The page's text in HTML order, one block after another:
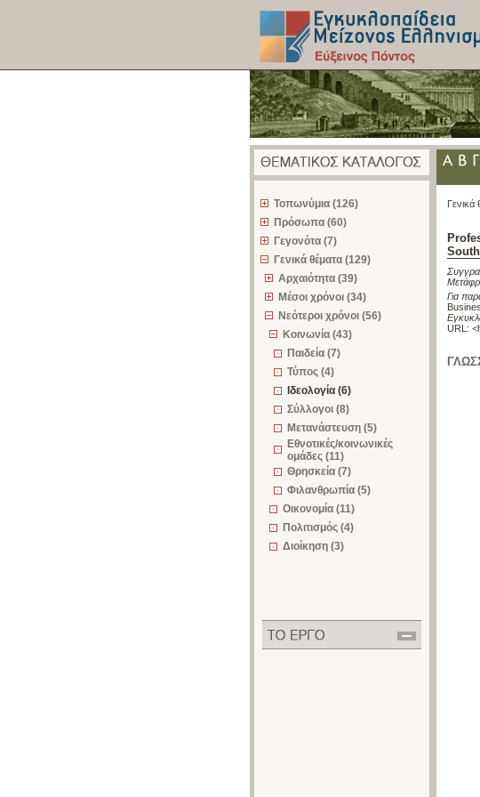
Τοπωνύμια (126)
Πρόσωπα (60)
Γεγονότα (7)
Γενικά θέματα (129)
Αρχαιότητα (39)
Μέσοι χρόνοι (34)
Νεότεροι χρόνοι (56)
Κοινωνία (43)
Παιδεία (7)
Τύπος (4)
Ιδεολογία (6)
Σύλλογοι (8)
Μετανάστευση (5)
Εθνοτικές/κοινωνικές
ομάδες (11)
Θρησκεία (7)
Φιλανθρωπία (5)
Οικονομία (11)
Πολιτισμός (4)
Διοίκηση (3)
Γενικά
Για
URL: <